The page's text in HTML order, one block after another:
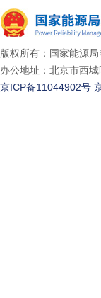
版权所有：国家能源
办公地址：北京市西
京ICP备11044902号